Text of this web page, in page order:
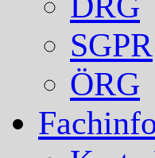
SGPR
ÖRG